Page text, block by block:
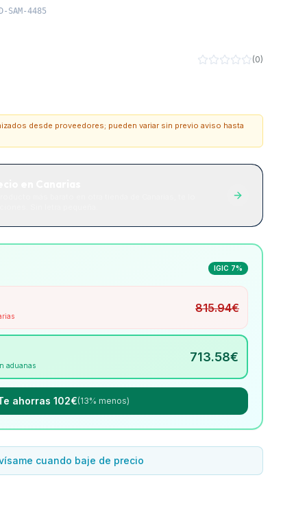
SAM-4485
(0)
desde proveedores; pueden variar sin previo aviso hasta
IGIC 7%
815.94€
aduanas
713.58€
ahorras 102€(13% menos)
cuando baje de precio